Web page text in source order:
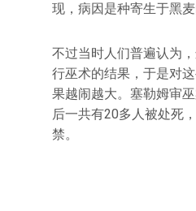
现，病因是种寄生于黑麦
不过当时人们普遍认为
行巫术的结果，于是对
果越闹越大。塞勒姆审
后一共有20多人被处死
禁。